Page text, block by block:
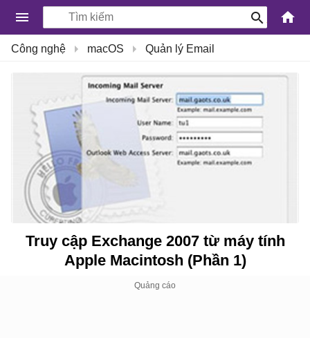
-
Thức
Công nghệ macOS Quản lý Email
Truy cập Exchange 2007 từ máy tính
Apple Macintosh (Phần 1)